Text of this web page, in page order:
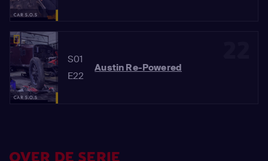
S01
E22
Austin Re-Powered